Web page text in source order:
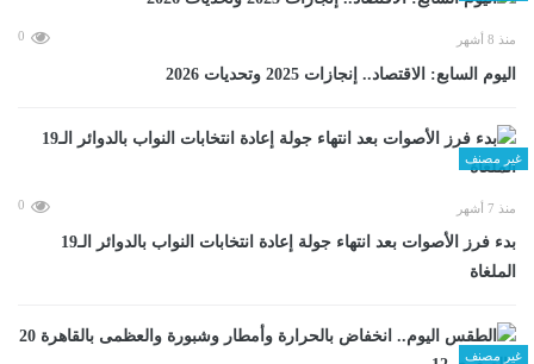
منذ 8 أشهر 0
اليوم السابع: الاقتصاد.. إنجازات 2025 وتحديات 2026
غير مصنف
منذ 7 أشهر 0
بدء فرز الأصوات بعد انتهاء جولة إعادة انتخابات النواب بالدوائر الـ19
الملغاة
غير مصنف